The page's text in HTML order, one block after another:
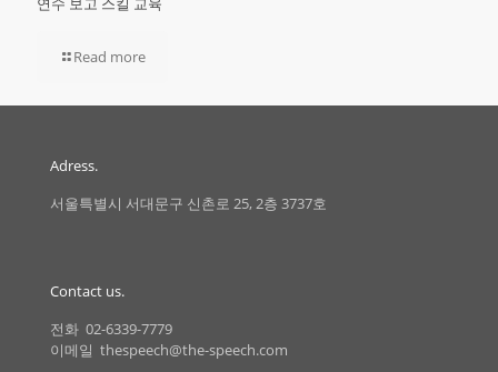
Read more
Adress.
서울특별시 서대문구 신촌로 25, 2층 3737호
Contact us.
전화 02-6339-7779
이메일 thespeech@the-speech.com